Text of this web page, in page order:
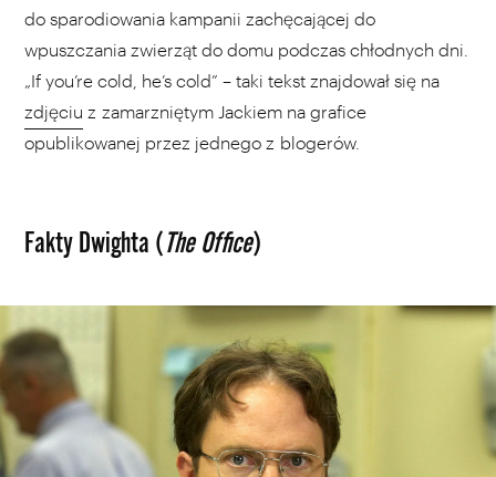
do sparodiowania kampanii zachęcającej do
wpuszczania zwierząt do domu podczas chłodnych dni.
„If you’re cold, he’s cold” – taki tekst znajdował się na
zdjęciu z zamarzniętym Jackiem na grafice
opublikowanej przez jednego z blogerów.
Fakty Dwighta (The Office)